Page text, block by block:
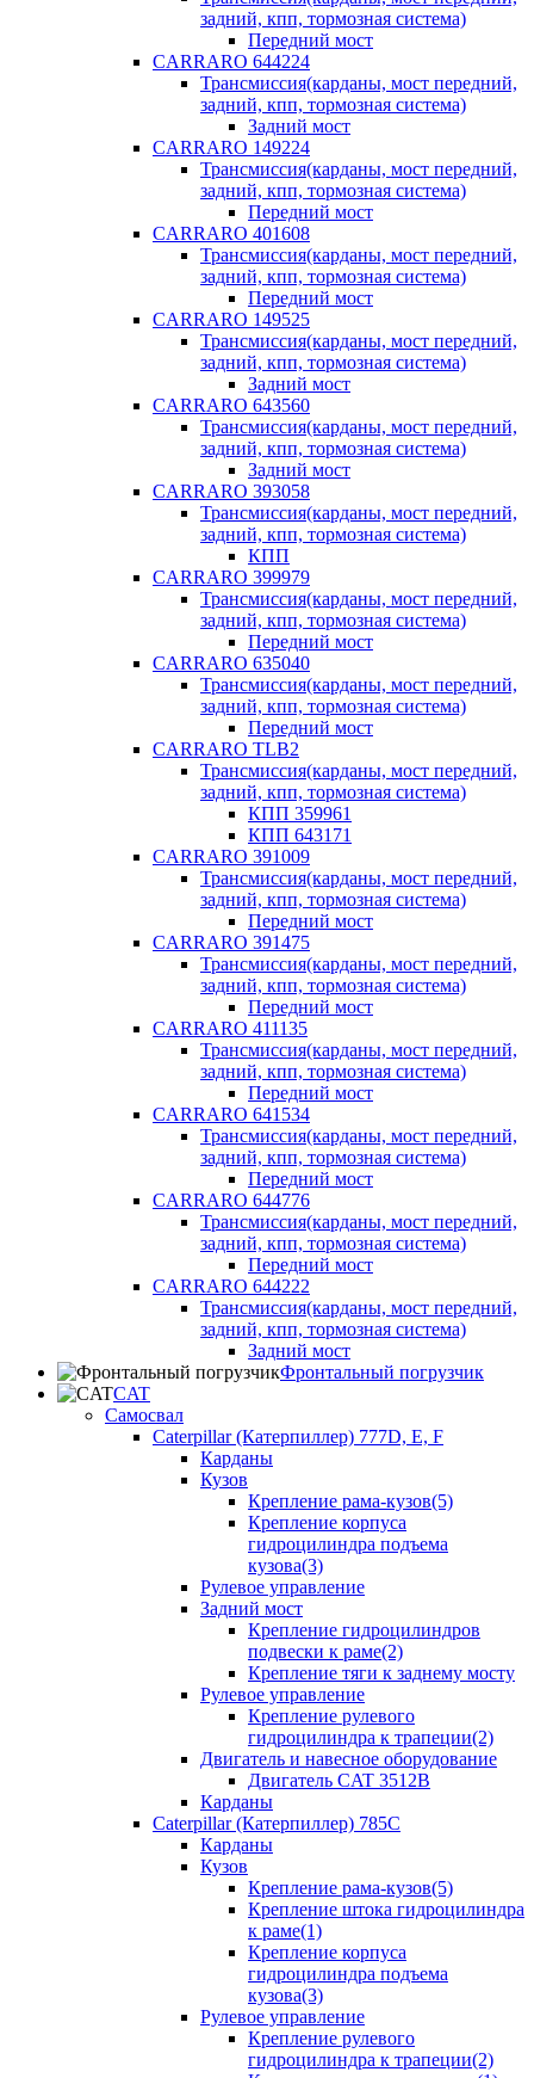
задний, кпп, тормозная система)
Передний мост
CARRARO 644224
Трансмиссия(карданы, мост передний,
задний, кпп, тормозная система)
Задний мост
CARRARO 149224
Трансмиссия(карданы, мост передний,
задний, кпп, тормозная система)
Передний мост
CARRARO 401608
Трансмиссия(карданы, мост передний,
задний, кпп, тормозная система)
Передний мост
CARRARO 149525
Трансмиссия(карданы, мост передний,
задний, кпп, тормозная система)
Задний мост
CARRARO 643560
Трансмиссия(карданы, мост передний,
задний, кпп, тормозная система)
Задний мост
CARRARO 393058
Трансмиссия(карданы, мост передний,
задний, кпп, тормозная система)
КПП
CARRARO 399979
Трансмиссия(карданы, мост передний,
задний, кпп, тормозная система)
Передний мост
CARRARO 635040
Трансмиссия(карданы, мост передний,
задний, кпп, тормозная система)
Передний мост
CARRARO TLB2
Трансмиссия(карданы, мост передний,
задний, кпп, тормозная система)
КПП 359961
КПП 643171
CARRARO 391009
Трансмиссия(карданы, мост передний,
задний, кпп, тормозная система)
Передний мост
CARRARO 391475
Трансмиссия(карданы, мост передний,
задний, кпп, тормозная система)
Передний мост
CARRARO 411135
Трансмиссия(карданы, мост передний,
задний, кпп, тормозная система)
Передний мост
CARRARO 641534
Трансмиссия(карданы, мост передний,
задний, кпп, тормозная система)
Передний мост
CARRARO 644776
Трансмиссия(карданы, мост передний,
задний, кпп, тормозная система)
Передний мост
CARRARO 644222
Трансмиссия(карданы, мост передний,
задний, кпп, тормозная система)
Задний мост
Фронтальный погрузчик
CAT
Самосвал
Caterpillar (Катерпиллер) 777D, E, F
Карданы
Кузов
Крепление рама-кузов(5)
Крепление корпуса
гидроцилиндра подъема
кузова(3)
Рулевое управление
Задний мост
Крепление гидроцилиндров
подвески к раме(2)
Крепление тяги к заднему мосту
Рулевое управление
Крепление рулевого
гидроцилиндра к трапеции(2)
Двигатель и навесное оборудование
Двигатель CAT 3512B
Карданы
Caterpillar (Катерпиллер) 785C
Карданы
Кузов
Крепление рама-кузов(5)
Крепление штока гидроцилиндра
к раме(1)
Крепление корпуса
гидроцилиндра подъема
кузова(3)
Рулевое управление
Крепление рулевого
гидроцилиндра к трапеции(2)